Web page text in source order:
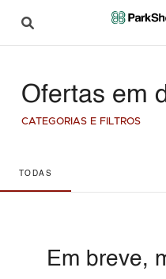
Ofertas em
CATEGORIAS E FILTROS
TODAS
Em breve,